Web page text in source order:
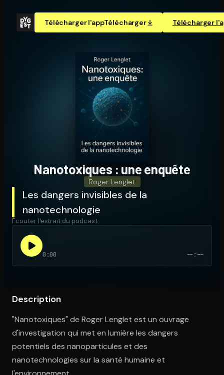
Télécharger l'appTélécharger Télécharger
Ouvre l'app Appareil photo, pointe sur le code. C'est gratuit à
Na­no­toxiques : une enquête
Roger Lenglet
Les dangers invisibles de la
nanotechnologie
Écouter l'extrait du podcast :
0:00 --:--
Description
"Nanotoxiques" de Roger Lenglet est un ouvrage
d'investigation qui met en lumière les dangers
potentiels des nanoparticules et des
nanotechnologies sur la santé humaine et